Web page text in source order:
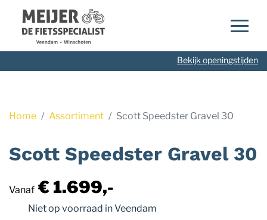
Navigatie
Bekijk openingstijden
Home Assortiment Scott Speedster Gravel 30
Scott Speedster Gravel 30
Vanaf € 1.699,-
Niet op voorraad in Veendam